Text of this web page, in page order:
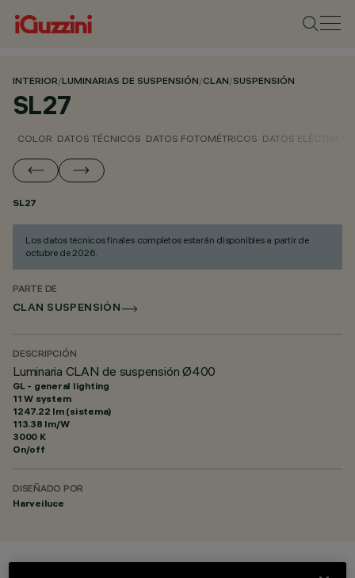
INTERIOR/LUMINARIAS DE SUSPENSIÓN/CLAN/SUSPENSIÓN
SL27
COLOR DATOS TÉCNICOS DATOS FOTOMÉTRICOS DATOS
SL27
Los datos técnicos finales completos estarán disponibles a partir de
octubre de 2026.
PARTE DE
CLAN SUSPENSIÓN
DESCRIPCIÓN
Luminaria CLAN de suspensión Ø400
GL - general lighting
11 W system
1247.22 lm (sistema)
113.38 lm/W
3000 K
On/off
DISEÑADO POR
Harveiluce